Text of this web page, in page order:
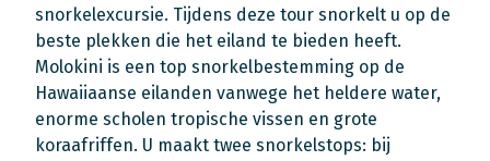
snorkelexcursie. Tijdens deze tour snorkelt u op de
beste plekken die het eiland te bieden heeft.
Molokini is een top snorkelbestemming op de
Hawaiiaanse eilanden vanwege het heldere water,
enorme scholen tropische vissen en grote
koraafriffen. U maakt twee snorkelstops: bij